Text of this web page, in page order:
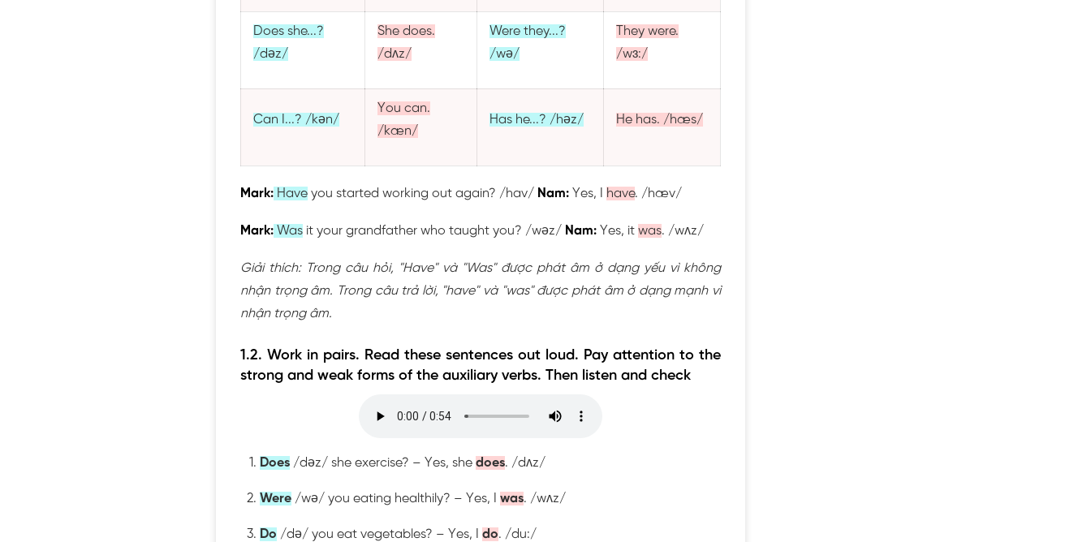
Does she...?
/dəz/
She does.
/dʌz/
Were they...?
/wə/
They were.
/wɜ:/
Can I...? /kən/
You can.
/kæn/
Has he...? /həz/ He has. /hæs/
Mark: Have you started working out again? /hav/ Nam: Yes, I have. /hæv/
Mark: Was it your grandfather who taught you? /wəz/ Nam: Yes, it was. /wʌz/
Giải thích: Trong câu hỏi, "Have" và "Was" được phát âm ở dạng yếu vì không
nhận trọng âm. Trong câu trả lời, "have" và "was" được phát âm ở dạng mạnh vì
nhận trọng âm.
1.2. Work in pairs. Read these sentences out loud. Pay attention to the
strong and weak forms of the auxiliary verbs. Then listen and check
Does /dəz/ she exercise? – Yes, she does. /dʌz/
Were /wə/ you eating healthily? – Yes, I was. /wʌz/
Do /də/ you eat vegetables? – Yes, I do. /du:/